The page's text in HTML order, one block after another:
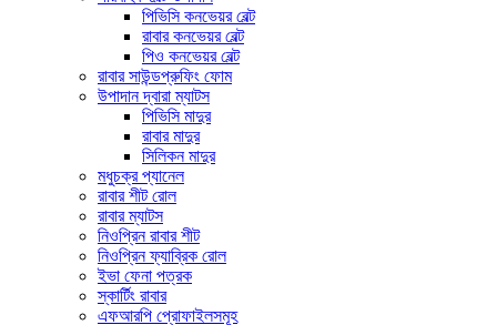
পিভিসি কনভেয়র বেল্ট
রাবার কনভেয়র বেল্ট
পিও কনভেয়র বেল্ট
রাবার সাউন্ডপ্রুফিং ফোম
উপাদান দ্বারা ম্যাটস
পিভিসি মাদুর
রাবার মাদুর
সিলিকন মাদুর
মধুচক্র প্যানেল
রাবার শীট রোল
রাবার ম্যাটস
নিওপ্রিন রাবার শীট
নিওপ্রিন ফ্যাব্রিক রোল
ইভা ফেনা পত্রক
স্কার্টিং রাবার
এফআরপি প্রোফাইলসমূহ